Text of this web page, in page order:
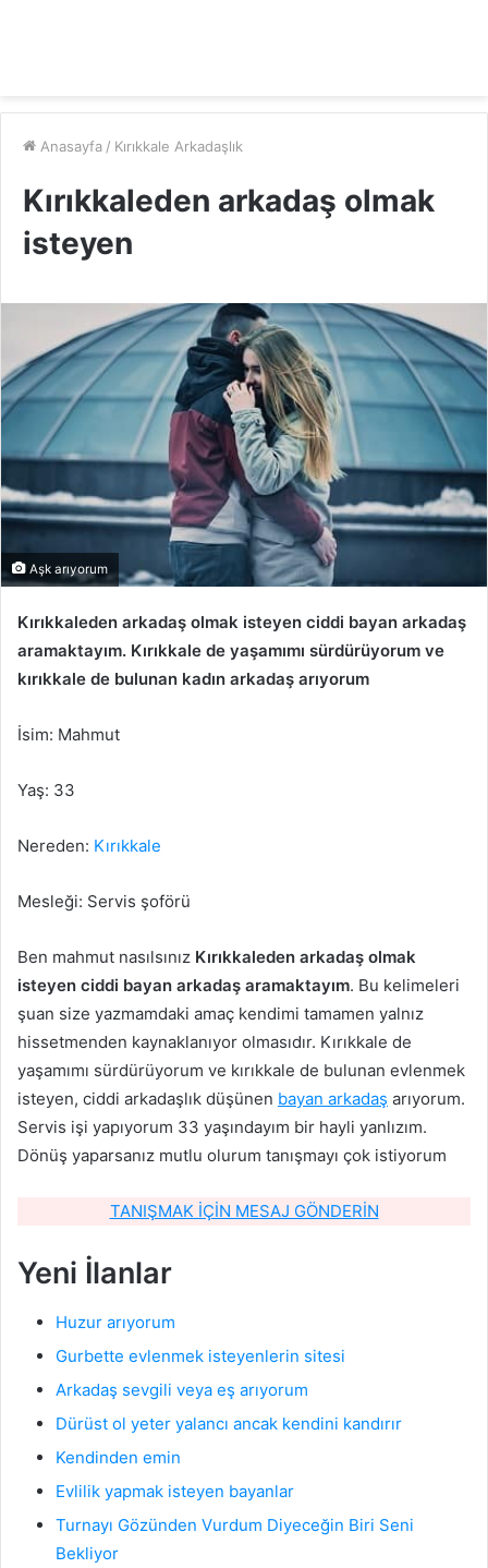
Anasayfa / Kırıkkale Arkadaşlık
Kırıkkaleden arkadaş olmak
isteyen
Aşk arıyorum
Kırıkkaleden arkadaş olmak isteyen ciddi bayan arkadaş
aramaktayım. Kırıkkale de yaşamımı sürdürüyorum ve
kırıkkale de bulunan kadın arkadaş arıyorum
İsim: Mahmut
Yaş: 33
Nereden: Kırıkkale
Mesleği: Servis şoförü
Ben mahmut nasılsınız Kırıkkaleden arkadaş olmak
isteyen ciddi bayan arkadaş aramaktayım. Bu kelimeleri
şuan size yazmamdaki amaç kendimi tamamen yalnız
hissetmenden kaynaklanıyor olmasıdır. Kırıkkale de
yaşamımı sürdürüyorum ve kırıkkale de bulunan evlenmek
isteyen, ciddi arkadaşlık düşünen bayan arkadaş arıyorum.
Servis işi yapıyorum 33 yaşındayım bir hayli yanlızım.
Dönüş yaparsanız mutlu olurum tanışmayı çok istiyorum
TANIŞMAK İÇİN MESAJ GÖNDERİN
Yeni İlanlar
Huzur arıyorum
Gurbette evlenmek isteyenlerin sitesi
Arkadaş sevgili veya eş arıyorum
Dürüst ol yeter yalancı ancak kendini kandırır
Kendinden emin
Evlilik yapmak isteyen bayanlar
Turnayı Gözünden Vurdum Diyeceğin Biri Seni
Bekliyor